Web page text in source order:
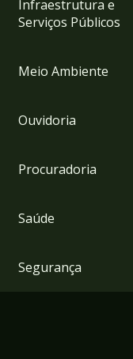
Infraestrutura e
Serviços Públicos
Meio Ambiente
Ouvidoria
Procuradoria
Saúde
Segurança